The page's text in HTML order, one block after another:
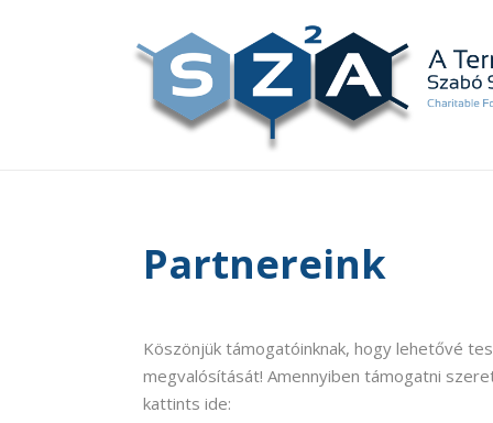
Partnereink
Köszönjük támogatóinknak, hogy lehetővé
megvalósítását! Amennyiben támogatni
kattints ide: